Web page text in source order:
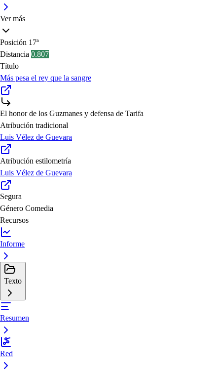
Ver más
Posición 17ª
Distancia 0.807
Título
Más pesa el rey que la sangre
El honor de los Guzmanes y defensa de Tarifa
Atribución tradicional
Luis Vélez de Guevara
Atribución estilometría
Luis Vélez de Guevara
Segura
Género Comedia
Recursos
Informe
Texto
Resumen
Red